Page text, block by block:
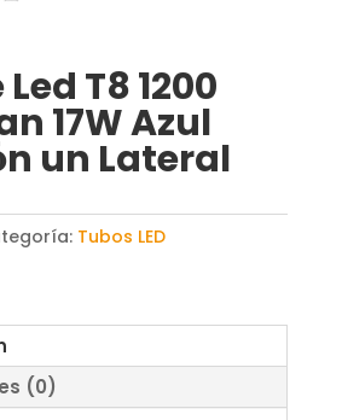
T8 1200
17W Azul
un Lateral
Tubos LED
(0)